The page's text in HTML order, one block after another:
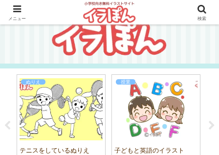
ぬりえ
テニスをしているぬりえ
授業
子どもと英語のイラスト
メニュー 検索